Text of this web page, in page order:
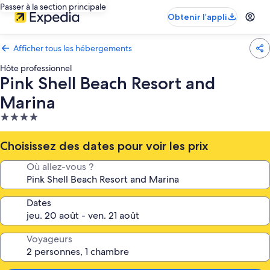
Passer à la section principale
Obtenir l’appli
Afficher tous les hébergements
Hôte professionnel
Pink Shell Beach Resort and
Marina
Hébergement
4.0 étoiles
Choisissez des dates pour voir les prix
Où allez-vous ?
Dates
Voyageurs